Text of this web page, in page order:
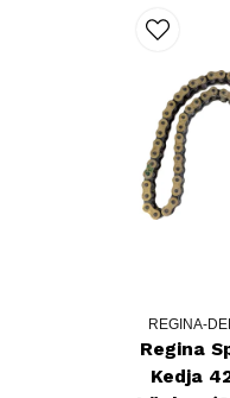
REGINA-
Regina
Kedja